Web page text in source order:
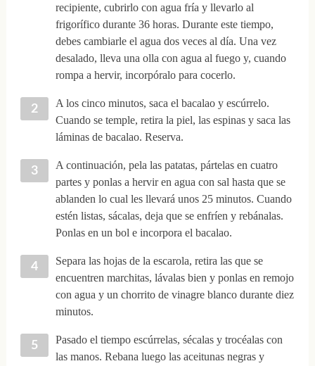
recipiente, cubrirlo con agua fría y llevarlo al
frigorífico durante 36 horas. Durante este tiempo,
debes cambiarle el agua dos veces al día. Una vez
desalado, lleva una olla con agua al fuego y, cuando
rompa a hervir, incorpóralo para cocerlo.
A los cinco minutos, saca el bacalao y escúrrelo.
Cuando se temple, retira la piel, las espinas y saca las
láminas de bacalao. Reserva.
A continuación, pela las patatas, pártelas en cuatro
partes y ponlas a hervir en agua con sal hasta que se
ablanden lo cual les llevará unos 25 minutos. Cuando
estén listas, sácalas, deja que se enfríen y rebánalas.
Ponlas en un bol e incorpora el bacalao.
Separa las hojas de la escarola, retira las que se
encuentren marchitas, lávalas bien y ponlas en remojo
con agua y un chorrito de vinagre blanco durante diez
minutos.
Pasado el tiempo escúrrelas, sécalas y trocéalas con
las manos. Rebana luego las aceitunas negras y